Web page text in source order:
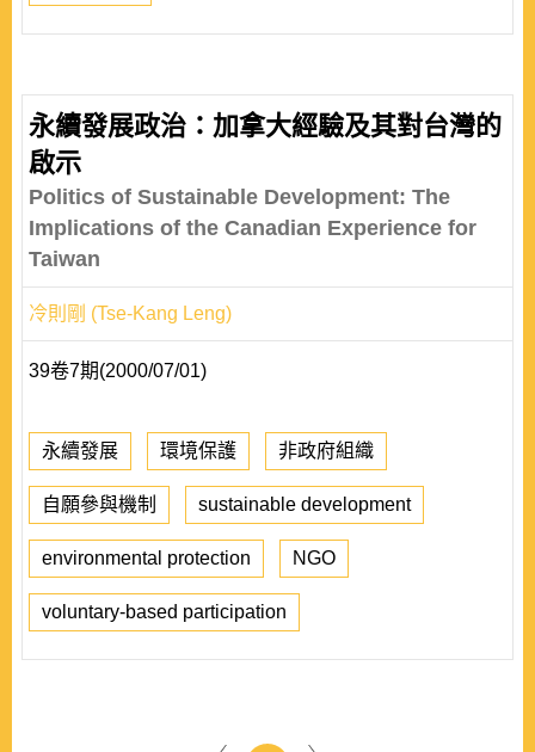
永續發展政治：加拿大經驗及其對台灣的
啟示
Politics of Sustainable Development: The
Implications of the Canadian Experience for
Taiwan
冷則剛 (Tse-Kang Leng)
39卷7期(2000/07/01)
永續發展 環境保護 非政府組織
自願參與機制 sustainable development
environmental protection NGO
voluntary-based participation